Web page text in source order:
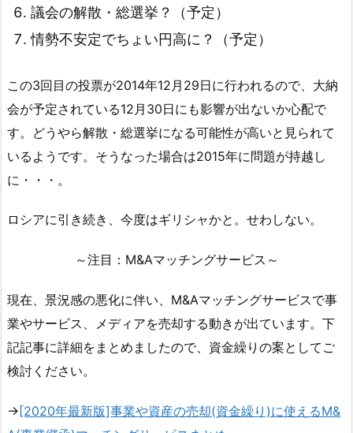
議会の解散・総選挙？（予定）
情勢不安定でちょい円高に？（予定）
この3回目の投票が2014年12月29日に行われるので、大納
会が予定されている12月30日にも影響が出ないか心配で
す。どうやら解散・総選挙になる可能性が高いと見られて
いるようです。そうなった場合は2015年に問題が持越し
に・・・。
ロシアに引き続き、今度はギリシャかと。せわしない。
～注目：M&Aマッチングサービス～
現在、景況感の悪化に伴い、M&Aマッチングサービスで事
業やサービス、メディアを売却する動きが出ています。下
記記事に詳細をまとめましたので、資金繰りの案としてご
検討ください。
→[2020年最新版]事業や資産の売却(資金繰り)に使えるM&